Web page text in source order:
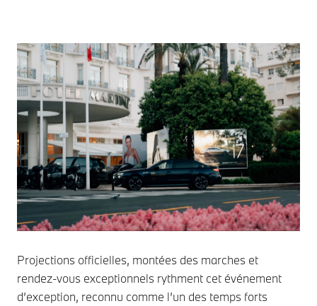
Projections officielles, montées des marches et
rendez-vous exceptionnels rythment cet événement
d’exception, reconnu comme l’un des temps forts